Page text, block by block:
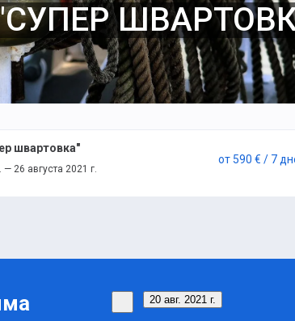
швартовка"
— 26 августа 2021 г.
от 590 € / 7
20 авг. 2021 г.